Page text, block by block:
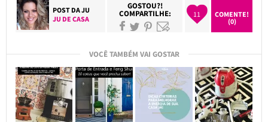
POST DAJU
JU DE CASA
GOSTOU?!
COMPARTILHE: 11
COMENTE!
(0)
VOCÊ TAMBÉM VAI GOSTAR